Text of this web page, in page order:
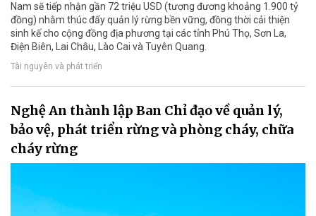
Nam sẽ tiếp nhận gần 72 triệu USD (tương đương khoảng 1.900 tỷ
đồng) nhằm thúc đẩy quản lý rừng bền vững, đồng thời cải thiện
sinh kế cho cộng đồng địa phương tại các tỉnh Phú Thọ, Sơn La,
Điện Biên, Lai Châu, Lào Cai và Tuyên Quang.
Tài nguyên và phát triển
Nghệ An thành lập Ban Chỉ đạo về quản lý,
bảo vệ, phát triển rừng và phòng cháy, chữa
cháy rừng